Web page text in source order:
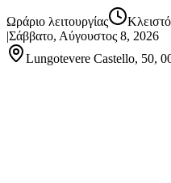
Ωράριο λειτουργίας
Κλειστό
|Σάββατο, Αύγουστος 8, 2026
Lungotevere Castello, 50,